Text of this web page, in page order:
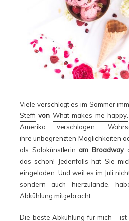
Viele verschlägt es im Sommer
Steffi von What makes me happy.
Amerika verschlagen.
ihre unbegrenzten Möglichkeiten
als Solokünstlerin am Broadway
das schon! Jedenfalls hat Sie
eingeladen. Und weil es im Juli
sondern auch hierzulande,
Abkühlung mitgebracht.
Die beste Abkühlung für mich – ist